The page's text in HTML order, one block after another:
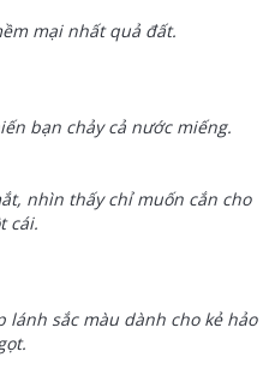
mại nhất quả đất.
bạn chảy cả nước miếng.
nhìn thấy chỉ muốn cắn cho
cái.
lánh sắc màu dành cho kẻ hảo